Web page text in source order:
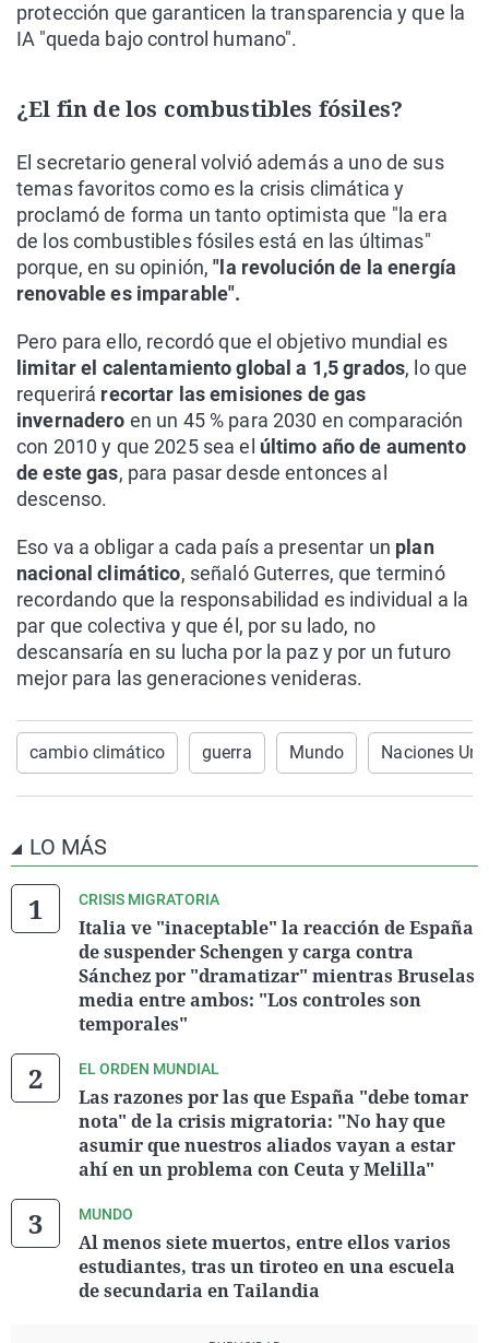
protección que garanticen la transparencia y que la
IA "queda bajo control humano".
¿El fin de los combustibles fósiles?
El secretario general volvió además a uno de sus
temas favoritos como es la crisis climática y
proclamó de forma un tanto optimista que "la era
de los combustibles fósiles está en las últimas"
porque, en su opinión,"la revolución de la energía
renovable es imparable".
Pero para ello, recordó que el objetivo mundial es
limitar el calentamiento global a 1,5 grados, lo que
requerirá recortar las emisiones de gas
invernadero en un 45 % para 2030 en comparación
con 2010 y que 2025 sea el último año de aumento
de este gas, para pasar desde entonces al
descenso.
Eso va a obligar a cada país a presentar un plan
nacional climático, señaló Guterres, que terminó
recordando que la responsabilidad es individual a la
par que colectiva y que él, por su lado, no
descansaría en su lucha por la paz y por un futuro
mejor para las generaciones venideras.
cambio climático guerra Mundo Naciones
LO MÁS
CRISIS MIGRATORIA
Italia ve "inaceptable" la reacción de España
de suspender Schengen y carga contra
Sánchez por "dramatizar" mientras Bruselas
media entre ambos: "Los controles son
temporales"
EL ORDEN MUNDIAL
Las razones por las que España "debe tomar
nota" de la crisis migratoria: "No hay que
asumir que nuestros aliados vayan a estar
ahí en un problema con Ceuta y Melilla"
MUNDO
Al menos siete muertos, entre ellos varios
estudiantes, tras un tiroteo en una escuela
de secundaria en Tailandia